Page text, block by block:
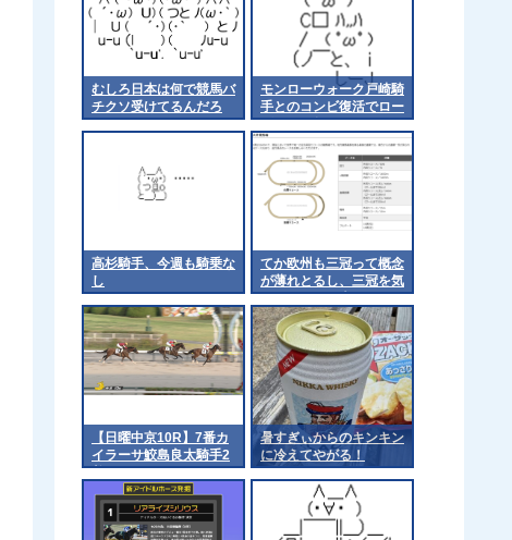
むしろ日本は何で競馬バ
チクソ受けてるんだろ
モンローウォーク戸崎騎
手とのコンビ復活でロー
ズSへ 他
高杉騎手、今週も騎乗な
し
てか欧州も三冠って概念
が薄れとるし、三冠を気
にするのは日本くらいに
なるんやろか 他
【日曜中京10R】7番カ
イラーサ鮫島良太騎手2
着
暑すぎぃからのキンキン
に冷えてやがる！